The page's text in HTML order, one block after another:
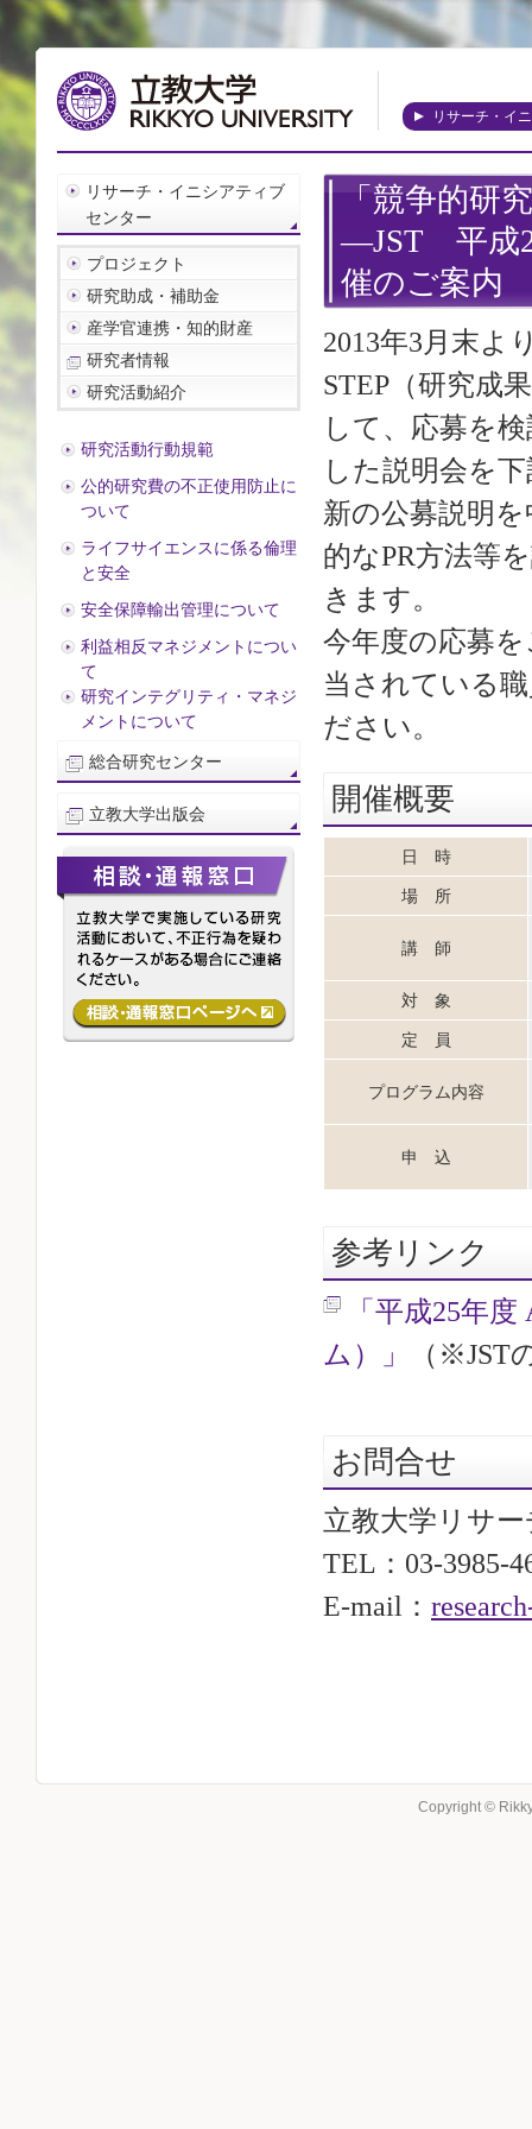
リサーチ・イ
「競争的研
―JST 平成
催のご案内
2013年3月末よ
STEP（研究成
して、応募を
した説明会を
新の公募説明
的なPR方法等
きます。
今年度の応募
当されている
ださい。
開催概要
日 時
場 所
講 師
対 象
定 員
プログラム内容
申 込
参考リンク
「平成25年
ム）」
（※JST
お問合せ
立教大学リサ
TEL：03-3985-
E-mail：
リサーチ・イニシアティブ
センター
プロジェクト
研究助成・補助金
産学官連携・知的財産
研究者情報
研究活動紹介
研究活動行動規範
公的研究費の不正使用防止に
ついて
ライフサイエンスに係る倫理
と安全
安全保障輸出管理について
利益相反マネジメントについ
て
研究インテグリティ・マネジ
メントについて
総合研究センター
立教大学出版会
Copyright ©